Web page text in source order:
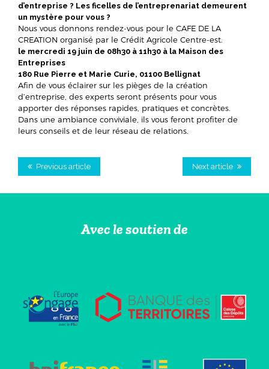
on
Facebook
on
Twitter
on
LinkedIn
on
Tumblr
this on VK this
d’entreprise ? Les ficelles de l’entreprenariat demeurent
un mystère pour vous ?
Nous vous donnons rendez-vous pour le CAFE DE LA
CREATION organisé par le Crédit Agricole Centre-est.
le mercredi 19 juin de 08h30 à 11h30 à la Maison des
Entreprises
180 Rue Pierre et Marie Curie, 01100 Bellignat
Afin de vous éclairer sur les pièges de la création
d’entreprise, des experts seront présents pour vous
apporter des réponses rapides, pratiques et concrètes.
Dans une ambiance conviviale, ils vous feront profiter de
leurs conseils et de leur réseau de relations.
Next article
Previous article
Avec le soutien de